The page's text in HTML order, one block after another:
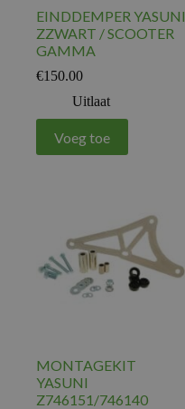
EINDDEMPER YASUNI
ZZWART / SCOOTER
GAMMA
€150.00
Uitlaat
Voeg toe
MONTAGEKIT
YASUNI
Z746151/746140